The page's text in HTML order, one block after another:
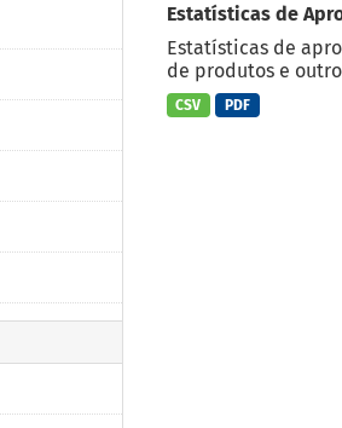
Estatísticas de
Estatísticas de
de produtos e
CSV PDF